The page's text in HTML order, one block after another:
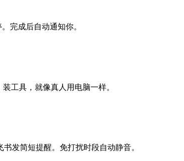
完成后自动通知你。
工具，就像真人用电脑一样。
发简短提醒。免打扰时段自动静音。